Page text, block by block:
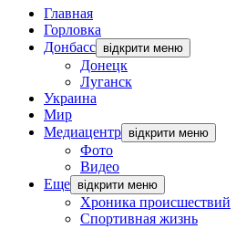
Главная
Горловка
Донбасс відкрити меню
Донецк
Луганск
Украина
Мир
Медиацентр відкрити меню
Фото
Видео
Еще відкрити меню
Хроника происшествий
Спортивная жизнь